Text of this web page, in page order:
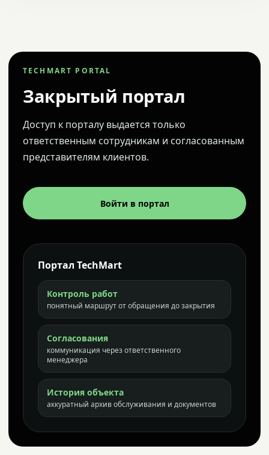
TECHMART PORTAL
Закрытый портал
Доступ к порталу выдается только
ответственным сотрудникам и согласованным
представителям клиентов.
Войти в портал
Портал TechMart
Контроль работ
понятный маршрут от обращения до закрытия
Согласования
коммуникация через ответственного
менеджера
История объекта
аккуратный архив обслуживания и документов